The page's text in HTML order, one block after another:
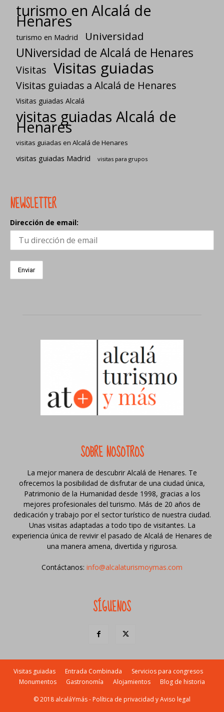
turismo en Alcalá de
Henares
turismo en Madrid Universidad
UNiversidad de Alcalá de Henares
Visitas Visitas guiadas
Visitas guiadas a Alcalá de Henares
Visitas guiadas Alcalá
visitas guiadas Alcalá de
Henares
visitas guiadas en Alcalá de Henares
visitas guiadas Madrid visitas para grupos
NEWSLETTER
Dirección de email:
SOBRE NOSOTROS
La mejor manera de descubrir Alcalá de Henares. Te
ofrecemos la posibilidad de disfrutar de una ciudad única,
Patrimonio de la Humanidad desde 1998, gracias a los
mejores profesionales del turismo. Más de 20 años de
dedicación y trabajo por el sector turístico de nuestra ciudad.
Unas visitas adaptadas a todo tipo de visitantes. La
experiencia única de revivir el pasado de Alcalá de Henares de
una manera amena, divertida y rigurosa.
Contáctanos: info@alcalaturismoymas.com
SÍGUENOS
Visitas guiadas Entrada Combinada
Servicios para congresos
Monumentos
Gastronomía Alojamientos Blog de historia
© 2018 alcaláYmás - Política de privacidad y Aviso legal